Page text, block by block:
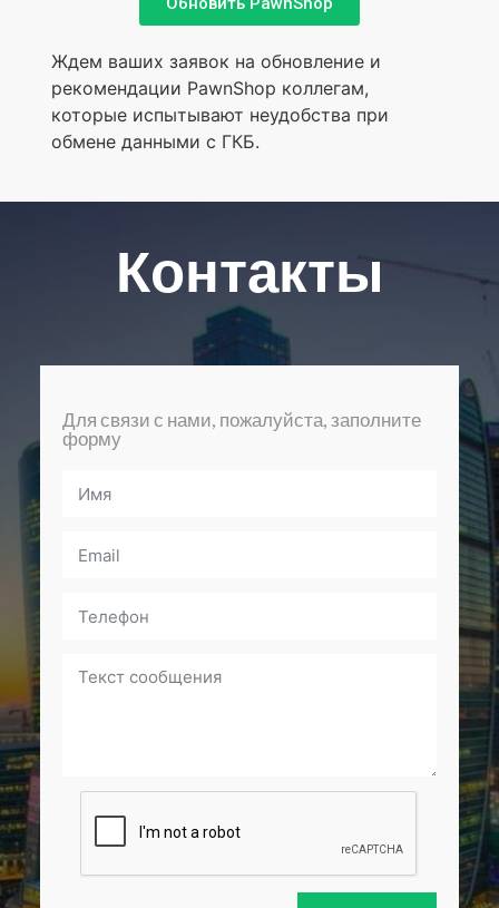
Ждем ваших заявок на обновление и
рекомендации PawnShop коллегам,
которые испытывают неудобства при
обмене данными с ГКБ.
Контакты
Для связи с нами, пожалуйста, заполните
форму